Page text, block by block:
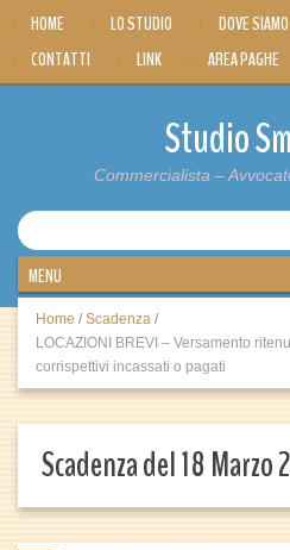
HOME LO STUDIO DOVE SIAMO
CONTATTI
LINK AREA PAGHE
Studio
Commercialista –
Home / Scadenza /
LOCAZIONI BREVI – Versamento
corrispettivi incassati o pagati
Scadenza del 18 Marzo